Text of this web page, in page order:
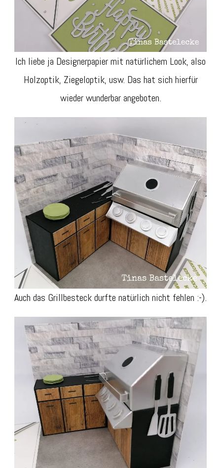
Ich liebe ja Designerpapier mit natürlichem Look, also
Holzoptik, Ziegeloptik, usw. Das hat sich hierfür
wieder wunderbar angeboten.
Auch das Grillbesteck durfte natürlich nicht fehlen :-).